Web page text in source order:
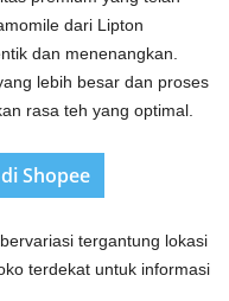
dari Lipton
dan menenangkan.
lebih besar dan proses
rasa teh yang optimal.
Shopee
tergantung lokasi
terdekat untuk informasi